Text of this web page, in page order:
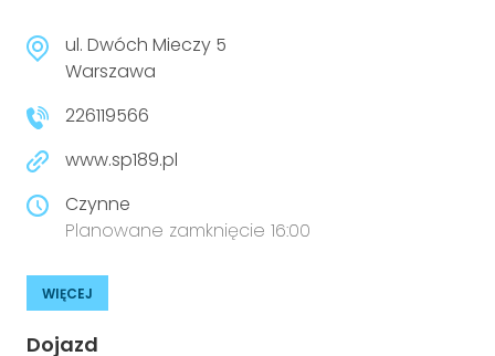
Prawo
Prawa osób z niepełnosprawnościami
Aktualności
ul. Dwóch Mieczy 5
Warszawa
226119566
www.sp189.pl
Czynne
Planowane zamknięcie 16:00
WIĘCEJ
Dojazd